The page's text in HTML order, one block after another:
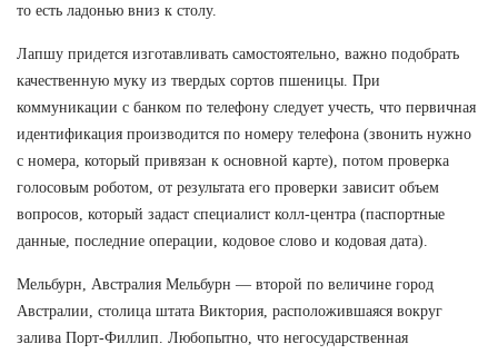
то есть ладонью вниз к столу.
Лапшу придется изготавливать самостоятельно, важно подобрать
качественную муку из твердых сортов пшеницы. При
коммуникации с банком по телефону следует учесть, что первичная
идентификация производится по номеру телефона (звонить нужно
с номера, который привязан к основной карте), потом проверка
голосовым роботом, от результата его проверки зависит объем
вопросов, который задаст специалист колл-центра (паспортные
данные, последние операции, кодовое слово и кодовая дата).
Мельбурн, Австралия Мельбурн — второй по величине город
Австралии, столица штата Виктория, расположившаяся вокруг
залива Порт-Филлип. Любопытно, что негосударственная